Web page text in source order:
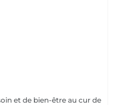
et de bien-être au cur de